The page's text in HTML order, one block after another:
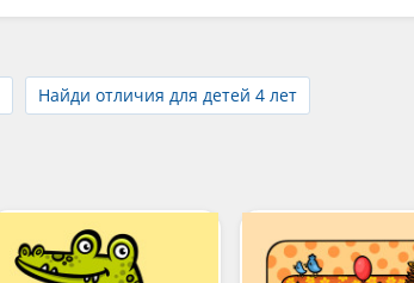
Найди отличия для детей 4 лет